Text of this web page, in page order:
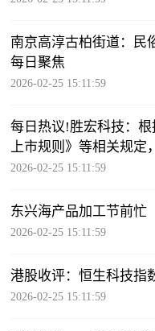
南京高淳古柏街道：民
每日聚焦
2026-02-25 15:11:59
每日热议!胜宏科技：
上市规则》等相关规
强制披露范围
2026-02-25 15:11:59
东兴海产品加工节前忙
2026-02-25 15:11:59
港股收评：恒生科技指
2026-02-25 15:11:59